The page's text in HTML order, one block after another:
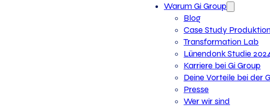
Warum Gi Group
Blog
Case Study
Transformation Lab
Lünendonk Studie
Karriere bei Gi Group
Deine Vorteile bei der
Presse
Wer wir sind